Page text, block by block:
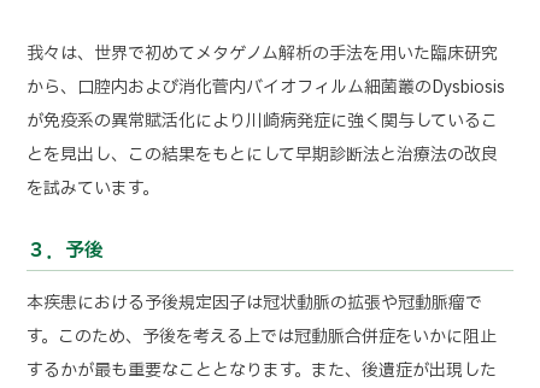
我々は、世界で初めてメタゲノム解析の手法を用いた臨床研究
から、口腔内および消化菅内バイオフィルム細菌叢のDysbiosis
が免疫系の異常賦活化により川崎病発症に強く関与しているこ
とを見出し、この結果をもとにして早期診断法と治療法の改良
を試みています。
３．予後
本疾患における予後規定因子は冠状動脈の拡張や冠動脈瘤で
す。このため、予後を考える上では冠動脈合併症をいかに阻止
するかが最も重要なこととなります。また、後遺症が出現した